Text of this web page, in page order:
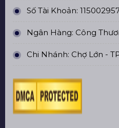
Số Tài Khoản:
Ngân Hàng: Công
Chi Nhánh: Chợ Lớn -